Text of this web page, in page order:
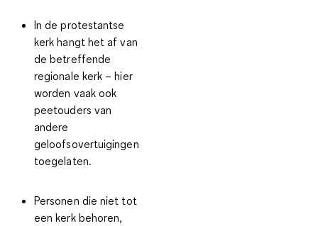
In deprotestantse
kerk hangt het af van
de betreffende
regionale kerk – hier
worden vaak ook
peetouders van
andere
geloofsovertuigingen
toegelaten.
Personen die niet tot
een kerk behoren,